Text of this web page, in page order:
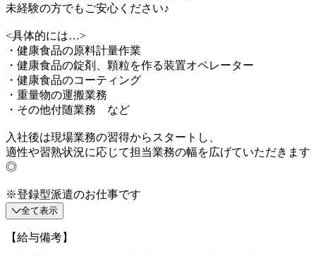
未経験の方でもご安心ください♪
<具体的には…>
・健康食品の原料計量作業
・健康食品の錠剤、顆粒を作る装置オペレーター
・健康食品のコーティング
・重量物の運搬業務
・その他付随業務 など
入社後は現場業務の習得からスタートし、
適性や習熟状況に応じて担当業務の幅を広げていただきます
◎
※登録型派遣のお仕事です
全て表示
【給与備考】